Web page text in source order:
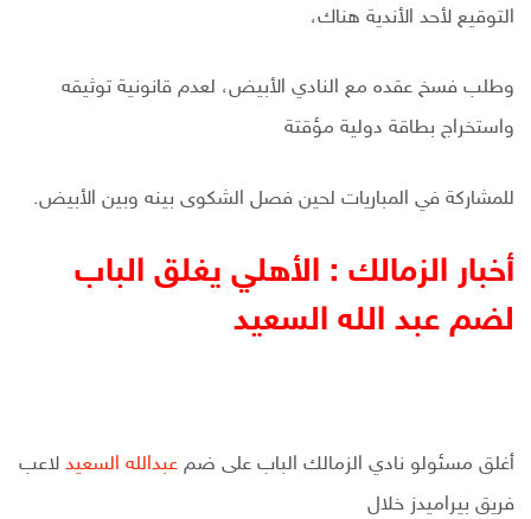
التوقيع لأحد الأندية هناك،
وطلب فسخ عقده مع النادي الأبيض، لعدم قانونية توثيقه
واستخراج بطاقة دولية مؤقتة
للمشاركة في المباريات لحين فصل الشكوى بينه وبين الأبيض.
أخبار الزمالك : الأهلي يغلق الباب
لضم عبد الله السعيد
أغلق مسئولو نادي الزمالك الباب على ضم عبدالله السعيد لاعب
فريق بيراميدز خلال